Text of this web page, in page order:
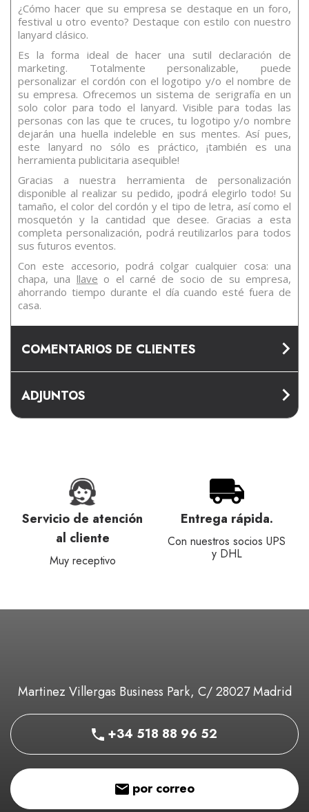
¿Cómo hacer que su empresa se destaque en un foro,
festival u otro evento? Destaque con estilo con nuestro
lanyard clásico.
Es la forma ideal de hacer una sutil declaración de
marketing. Totalmente personalizable, puede
personalizar el cordón con el logotipo y/o el nombre de
su empresa. Ofrecemos un sistema de serigrafía en un
solo color para todo el lanyard. Visible para todas las
personas con las que te cruces, tu logotipo y/o nombre
dejarán una huella indeleble en sus mentes. Así pues,
este lanyard no sólo es práctico, ¡también es una
herramienta publicitaria asequible!
Gracias a nuestra herramienta de personalización
disponible al realizar su pedido, ¡podrá elegirlo todo! Su
tamaño, el color del cordón y el tipo de letra, así como el
mosquetón y la cantidad que desee. Gracias a esta
completa personalización, podrá reutilizarlos para todos
sus futuros eventos.
Con este accesorio, podrá colgar cualquier cosa: una
chapa, una llave o el carné de socio de su empresa,
ahorrando tiempo durante el día cuando esté fuera de
casa.
COMENTARIOS DE CLIENTES
ADJUNTOS
Servicio de atención
al cliente
Muy receptivo
Entrega rápida.
Con nuestros socios UPS
y DHL
Martinez Villergas Business Park, C/ 28027 Madrid
+34 518 88 96 52
por correo